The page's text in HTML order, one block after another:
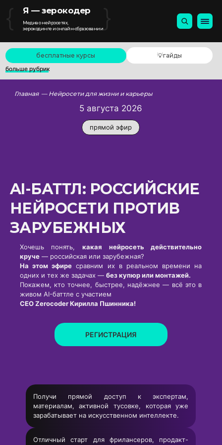
{ Я — зерокодер
Медиа о нейросетях,
зерокодинге и онлайн-образовании}
бесплатные курсы
💡гайды
больше рубрик
Главная — Нейросети для жизни и карьеры
5 августа 2026
прямой эфир
AI-БАТТЛ: РОССИЙСКИЕ
НЕЙРОСЕТИ ПРОТИВ
ЗАРУБЕЖНЫХ
Хочешь понять, какая нейросеть действительно
круче— российская или зарубежная?
На этом эфире сравним их в реальном времени на
одних и тех же задачах — без купюр или монтажей.
Покажем, кто точнее, быстрее, надёжнее — всё это в
живом AI-баттле с участием
СЕО Zerocoder Кирилла Пшинника!
РЕГИСТРАЦИЯ
Получи прямой доступ к экспертам,
материалам, активной тусовке, которая уже
зарабатывает на искусственном интеллекте.
Отличный старт для фрилансеров, продакт-